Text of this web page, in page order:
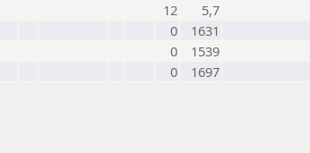
12
5,7
0
1631
0
1539
0
1697